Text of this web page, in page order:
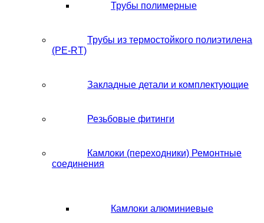
Трубы полимерные
Трубы из термостойкого полиэтилена
(PE-RT)
Закладные детали и комплектующие
Резьбовые фитинги
Камлоки (переходники) Ремонтные
соединения
Камлоки алюминиевые